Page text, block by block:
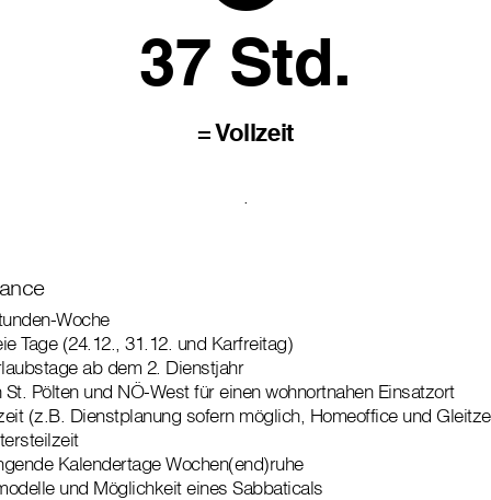
37 Std.
= Vollzeit
Woche
Tage (24.12., 31.12. und Karfreitag)
ab dem 2. Dienstjahr
St. Pölten und NÖ-West für einen wohnortnahen Einsatzort
(z.B. Dienstplanung sofern möglich, Homeoffice und
Kalendertage Wochen(end)ruhe
und Möglichkeit eines Sabbaticals